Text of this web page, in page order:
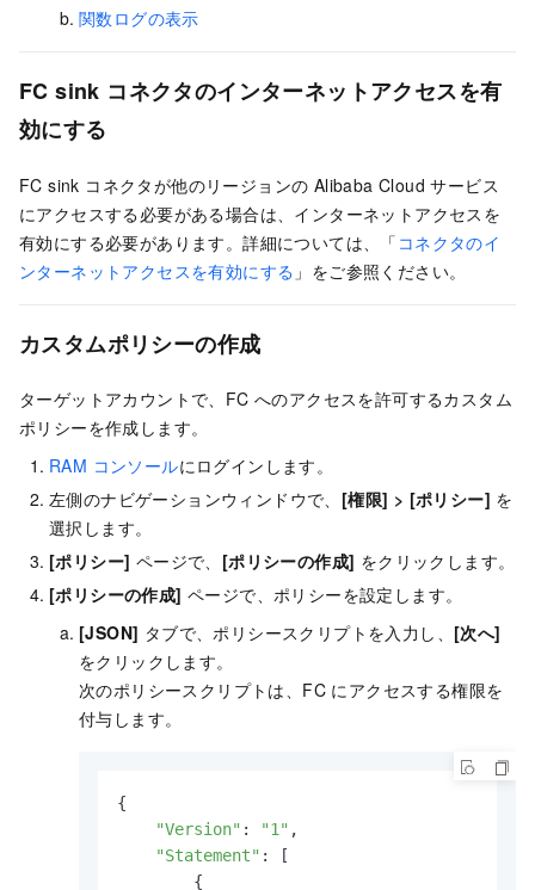
関数ログの表示
FC sink コネクタのインターネットアクセスを有
効にする
FC sink コネクタが他のリージョンの Alibaba Cloud サービス
にアクセスする必要がある場合は、インターネットアクセスを
有効にする必要があります。詳細については、「 コネクタのイ
ンターネットアクセスを有効にする 」をご参照ください。
カスタムポリシーの作成
ターゲットアカウントで、FC へのアクセスを許可するカスタム
ポリシーを作成します。
RAM コンソールにログインします。
左側のナビゲーションウィンドウで、 [権限] > [ポリシー] を
選択します。
[ポリシー] ページで、 [ポリシーの作成] をクリックします。
[ポリシーの作成] ページで、ポリシーを設定します。
[JSON] タブで、ポリシースクリプトを入力し、 [次へ]
をクリックします。
次のポリシースクリプトは、FC にアクセスする権限を
付与します。
{
"Version" : "1" ,
"Statement" : [
        {